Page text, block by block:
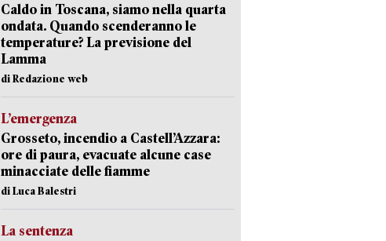
Caldo in Toscana, siamo nella quarta
ondata. Quando scenderanno le
temperature? La previsione del
Lamma
di Redazione web
L’emergenza
Grosseto, incendio a Castell’Azzara:
ore di paura, evacuate alcune case
minacciate delle fiamme
di Luca Balestri
La sentenza